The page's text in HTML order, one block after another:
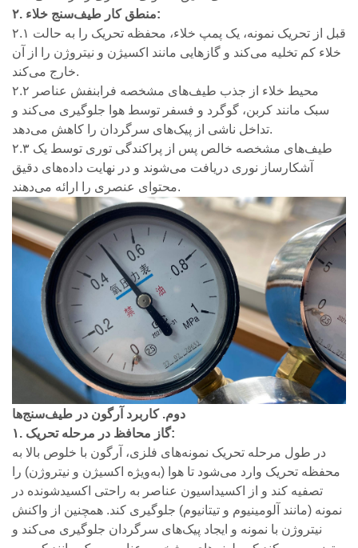
۲. منطق کار طیف‌سنج خلاء:
۲.۱ قبل از تحریک نمونه، یک پمپ خلاء، محفظه تحریک را به حالت
خلاء کم تخلیه می‌کند و گازهایی مانند اکسیژن و نیتروژن را از آن
خارج می‌کند.
۲.۲ محیط خلاء از جذب طیف‌های مشخصه فرابنفش عناصر
سبک مانند کربن، گوگرد و فسفر توسط هوا جلوگیری می‌کند و
تداخل ناشی از پیک‌های سرگردان را کاهش می‌دهد.
۲.۳ طیف‌های مشخصه خالص پس از پراکندگی توری توسط یک
آشکارساز نوری دریافت می‌شوند و در نهایت داده‌های دقیق
محتوای عنصری را ارائه می‌دهند.
دوم. کاربرد آرگون در طیف‌سنج‌ها
۱. گاز محافظ در مرحله تحریک:
در طول مرحله تحریک نمونه‌های فلزی، آرگون با خلوص بالا به
محفظه تحریک وارد می‌شود تا هوا (به‌ویژه اکسیژن و نیتروژن) را
تصفیه کند و از اکسیداسیون عناصر به راحتی اکسیدشونده در
نمونه (مانند آلومینیوم و تیتانیوم) جلوگیری کند. همچنین از واکنش
نیتروژن با نمونه و ایجاد پیک‌های سرگردان جلوگیری می‌کند و